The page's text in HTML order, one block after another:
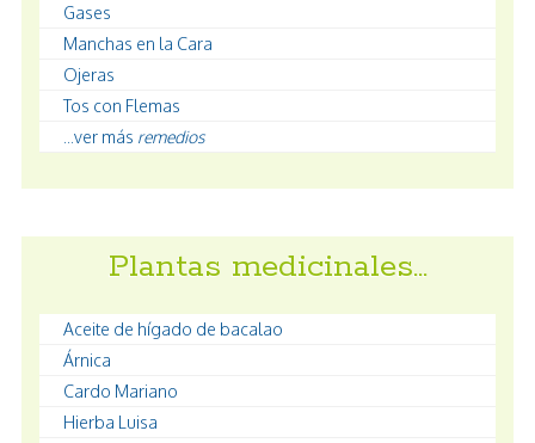
Gases
Manchas en la Cara
Ojeras
Tos con Flemas
...ver más remedios
Plantas medicinales…
Aceite de hígado de bacalao
Árnica
Cardo Mariano
Hierba Luisa